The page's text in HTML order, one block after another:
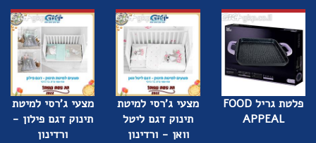
פלטת גריל FOOD
APPEAL
מצעי ג'רסי למיטת
תינוק דגם ליטל
וואן - ורדינון
מצעי ג'רסי למיטת
תינוק דגם פילון -
ורדינון